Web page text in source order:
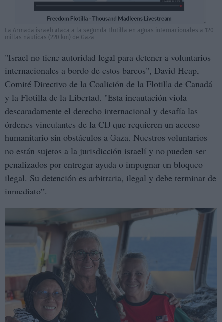
La Armada israelí ataca a la segunda Flotilla en aguas internacionales a 120
millas náuticas (220 km) de Gaza
"Israel no tiene autoridad legal para detener a voluntarios
internacionales a bordo de estos barcos", David Heap,
Comité Directivo de la Coalición de la Flotilla de Canadá
y la Flotilla de la Libertad. "Esta incautación viola
descaradamente el derecho internacional y desafía las
órdenes vinculantes de la CIJ que requieren un acceso
humanitario sin obstáculos a Gaza. Nuestros voluntarios
no están sujetos a la jurisdicción israelí y no pueden ser
penalizados por entregar ayuda o impugnar un bloqueo
ilegal. Su detención es arbitraria, ilegal y debe terminar de
inmediato”.